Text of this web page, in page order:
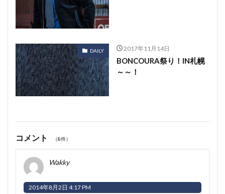
DAILY 2017年11月14日
BONCOURA祭り！IN札幌
～～！
コメント （8件）
Wakky
2014年8月2日 4:17 PM